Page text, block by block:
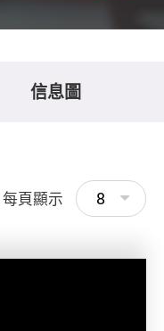
信息圖
每頁顯示 8